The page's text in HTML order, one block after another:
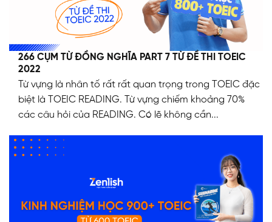
266 CỤM TỪ ĐỒNG NGHĨA PART 7 TỪ ĐỀ THI TOEIC
2022
Từ vựng là nhân tố rất rất quan trọng trong TOEIC đặc
biệt là TOEIC READING. Từ vựng chiếm khoảng 70%
các câu hỏi của READING. Có lẽ không cần...